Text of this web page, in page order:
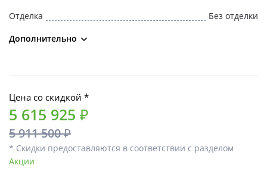
Отделка
Без отделки
Дополнительно
Цена со скидкой *
5 615 925 ₽
5 911 500 ₽
* Скидки предоставляются в соответствии с разделом
Акции